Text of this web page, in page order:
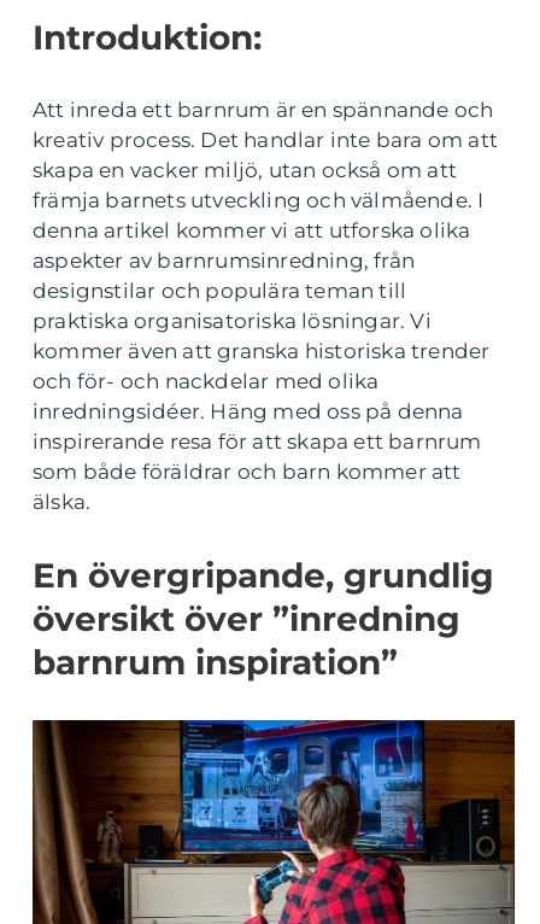
Introduktion:
Att inreda ett barnrum är en spännande och
kreativ process. Det handlar inte bara om att
skapa en vacker miljö, utan också om att
främja barnets utveckling och välmående. I
denna artikel kommer vi att utforska olika
aspekter av barnrumsinredning, från
designstilar och populära teman till
praktiska organisatoriska lösningar. Vi
kommer även att granska historiska trender
och för- och nackdelar med olika
inredningsidéer. Häng med oss på denna
inspirerande resa för att skapa ett barnrum
som både föräldrar och barn kommer att
älska.
En övergripande, grundlig
översikt över ”inredning
barnrum inspiration”